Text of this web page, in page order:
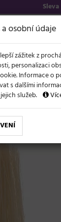
NOVĚ LÉTO
štětka Sibel -
osobní údaje
zážitek z
personalizaci
Informace o
s dalšími
služeb.